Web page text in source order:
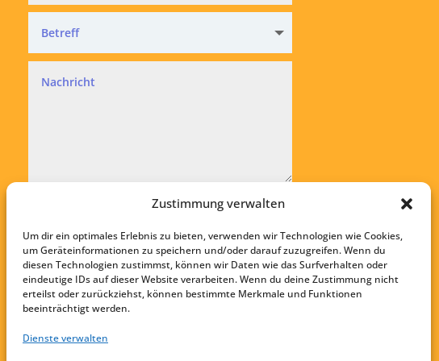
Zustimmung verwalten
Um dir ein optimales Erlebnis zu bieten, verwenden wir Technologien wie Cookies,
um Geräteinformationen zu speichern und/oder darauf zuzugreifen. Wenn du
diesen Technologien zustimmst, können wir Daten wie das Surfverhalten oder
eindeutige IDs auf dieser Website verarbeiten. Wenn du deine Zustimmung nicht
erteilst oder zurückziehst, können bestimmte Merkmale und Funktionen
beeinträchtigt werden.
Dienste verwalten
Datenschutz
Datenschutzvereinbarung
Absenden
Startseite
Kontakt
Impressum
Datenschutz